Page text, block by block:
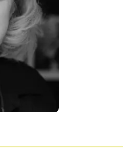
Pour
connectez-